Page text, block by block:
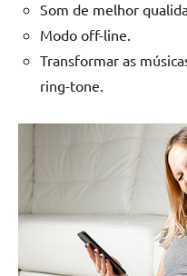
Som de melhor
Modo off-line.
Transformar as
ring-tone.